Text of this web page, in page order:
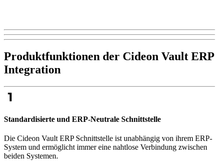
Produktfunktionen der Cideon Vault ERP
Integration
Standardisierte und ERP-Neutrale Schnittstelle
Die Cideon Vault ERP Schnittstelle ist unabhängig von ihrem ERP-
System und ermöglicht immer eine nahtlose Verbindung zwischen
beiden Systemen.